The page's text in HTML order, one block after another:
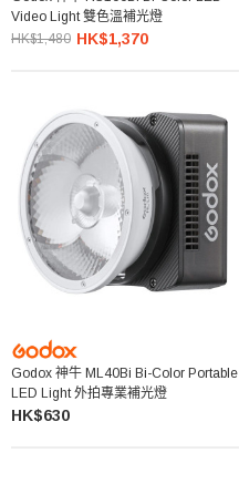
Video Light 雙色溫補光燈
HK$1,480 HK$1,370
Godox 神牛 ML40Bi Bi-Color Portable
LED Light 外拍專業補光燈
HK$630